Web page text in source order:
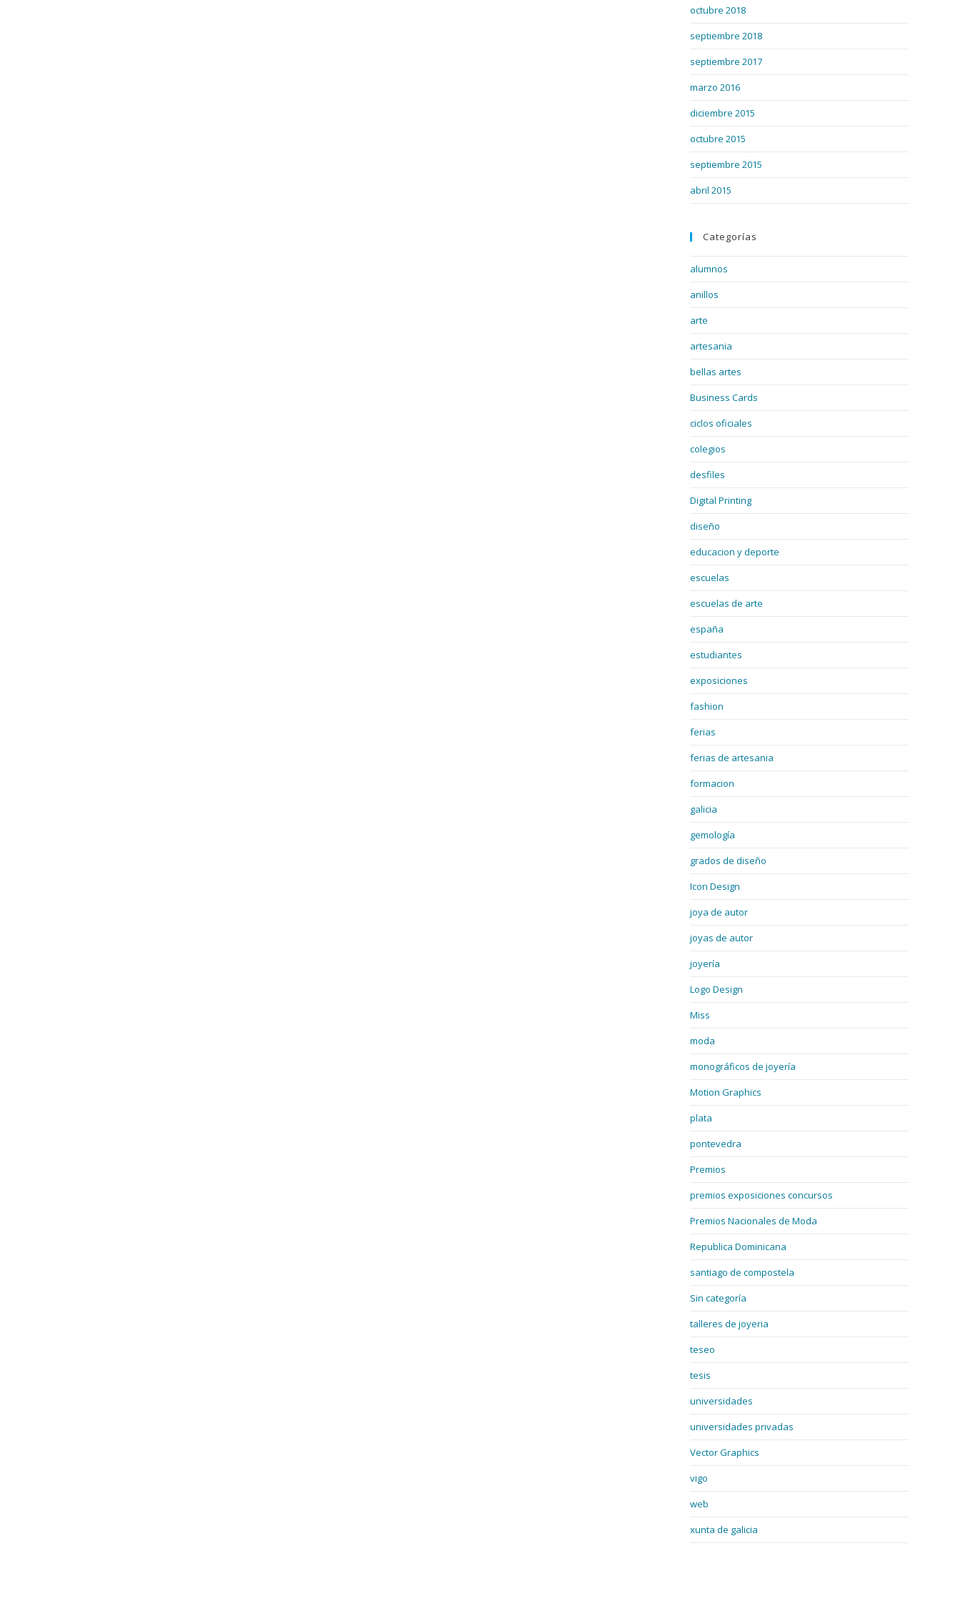
octubre 2018
septiembre 2018
septiembre 2017
marzo 2016
diciembre 2015
octubre 2015
septiembre 2015
abril 2015
Categorías
alumnos
anillos
arte
artesania
bellas artes
Business Cards
ciclos oficiales
colegios
desfiles
Digital Printing
diseño
educacion y deporte
escuelas
escuelas de arte
españa
estudiantes
exposiciones
fashion
ferias
ferias de artesania
formacion
galicia
gemología
grados de diseño
Icon Design
joya de autor
joyas de autor
joyería
Logo Design
Miss
moda
monográficos de joyería
Motion Graphics
plata
pontevedra
Premios
premios exposiciones concursos
Premios Nacionales de Moda
Republica Dominicana
santiago de compostela
Sin categoría
talleres de joyeria
teseo
tesis
universidades
universidades privadas
Vector Graphics
vigo
web
xunta de galicia